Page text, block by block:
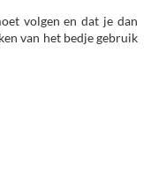
volgen en dat je dan
van het bedje gebruik